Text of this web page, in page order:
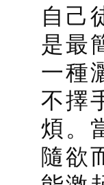
自己
是最
一種
不擇
煩。
隨欲